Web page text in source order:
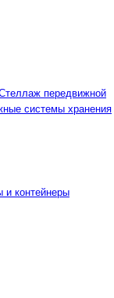
передвижной
системы хранения
контейнеры